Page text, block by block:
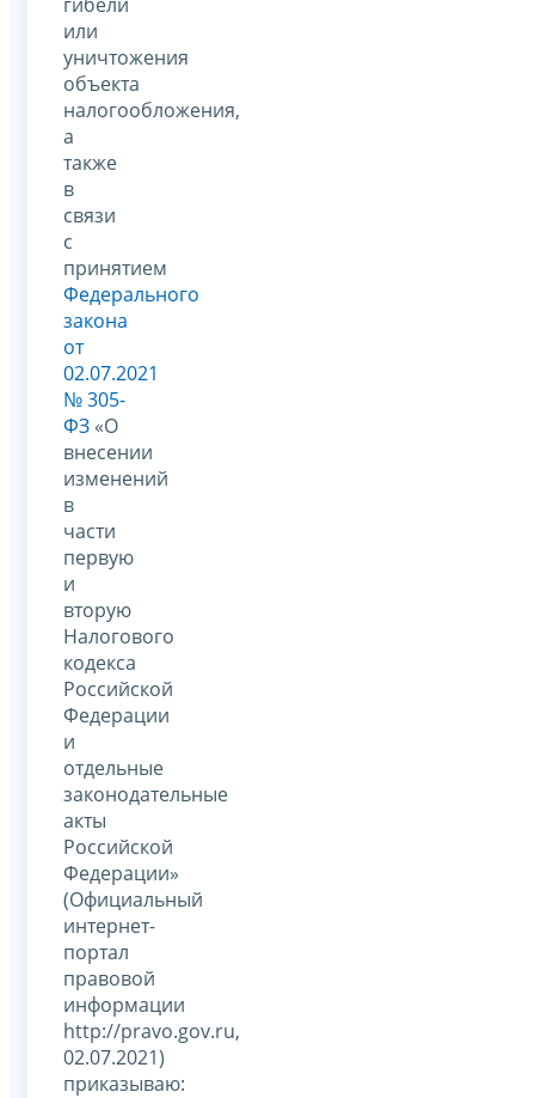
или
уничтожения
объекта
налогообложения,
а
также
в
связи
с
принятием
Федерального
закона
от
02.07.2021
№ 305-
ФЗ «О
внесении
изменений
в
части
первую
и
вторую
Налогового
кодекса
Российской
Федерации
и
отдельные
законодательные
акты
Российской
Федерации»
(Официальный
интернет-
портал
правовой
информации
http://pravo.gov.ru,
02.07.2021)
приказываю: